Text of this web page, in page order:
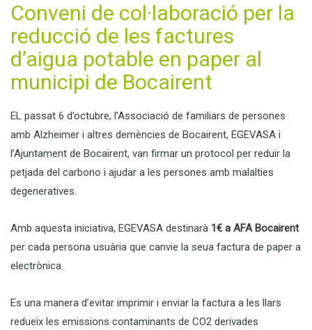
Conveni de col·laboració per la
reducció de les factures
d’aigua potable en paper al
municipi de Bocairent
EL passat 6 d’octubre, l’Associació de familiars de persones
amb Alzheimer i altres demències de Bocairent, EGEVASA i
l’Ajuntament de Bocairent, van firmar un protocol per reduir la
petjada del carbono i ajudar a les persones amb malalties
degeneratives.
Amb aquesta iniciativa, EGEVASA destinarà 1€ a AFA Bocairent
per cada persona usuària que canvie la seua factura de paper a
electrònica.
Es una manera d’evitar imprimir i enviar la factura a les llars
redueix les emissions contaminants de CO2 derivades